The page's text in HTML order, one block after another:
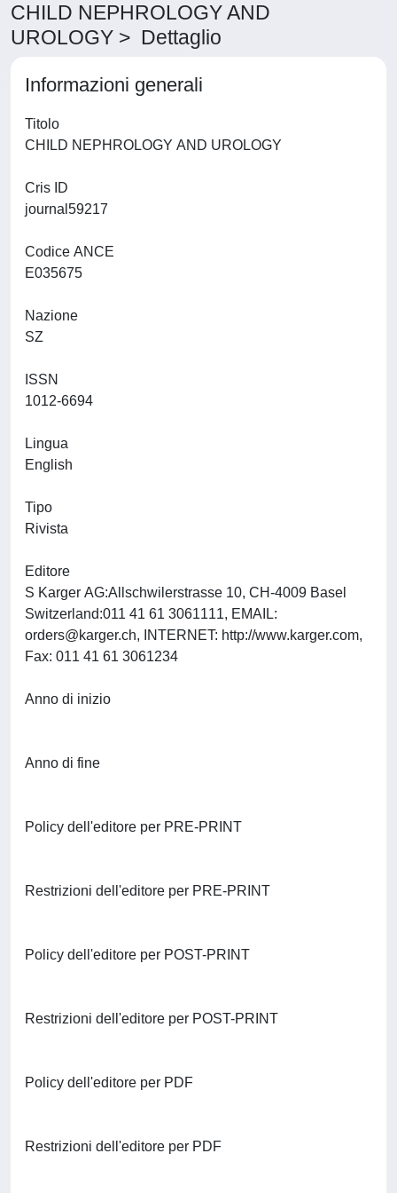
CHILD NEPHROLOGY AND
UROLOGY > Dettaglio
Informazioni generali
Titolo
Cris ID
Codice ANCE
Nazione
ISSN
Lingua
Tipo
Rivista
Editore
S Karger AG:Allschwilerstrasse 10, CH-4009 Basel
Switzerland:011 41 61 3061111, EMAIL:
orders@karger.ch, INTERNET: http://www.karger.com,
Anno di inizio
Anno di fine
Policy dell'editore per PRE-PRINT
Restrizioni dell'editore per PRE-PRINT
Policy dell'editore per POST-PRINT
Restrizioni dell'editore per POST-PRINT
Policy dell'editore per PDF
Restrizioni dell'editore per PDF